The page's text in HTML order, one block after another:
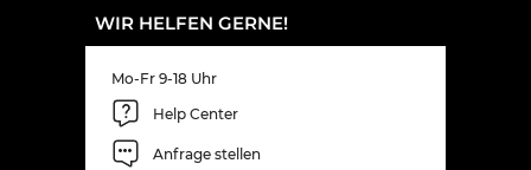
WIR HELFEN GERNE!
Mo-Fr 9-18 Uhr
Help Center
Anfrage stellen